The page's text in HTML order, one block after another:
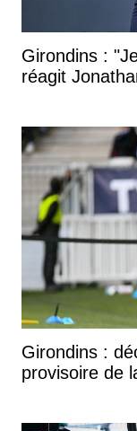
Girondins :
réagit
Girondins :
provisoire de